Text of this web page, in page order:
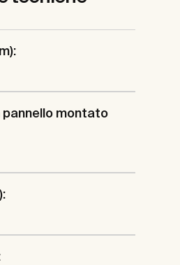
montato